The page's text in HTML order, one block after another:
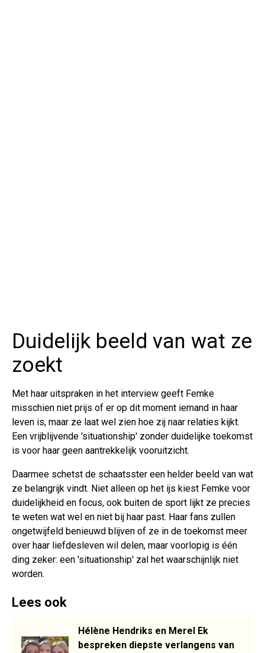
Duidelijk beeld van wat ze
zoekt
Met haar uitspraken in het interview geeft Femke
misschien niet prijs of er op dit moment iemand in haar
leven is, maar ze laat wel zien hoe zij naar relaties kijkt.
Een vrijblijvende 'situationship' zonder duidelijke toekomst
is voor haar geen aantrekkelijk vooruitzicht.
Daarmee schetst de schaatsster een helder beeld van wat
ze belangrijk vindt. Niet alleen op het ijs kiest Femke voor
duidelijkheid en focus, ook buiten de sport lijkt ze precies
te weten wat wel en niet bij haar past. Haar fans zullen
ongetwijfeld benieuwd blijven of ze in de toekomst meer
over haar liefdesleven wil delen, maar voorlopig is één
ding zeker: een 'situationship' zal het waarschijnlijk niet
worden.
Lees ook
Hélène Hendriks en Merel Ek
bespreken diepste verlangens van